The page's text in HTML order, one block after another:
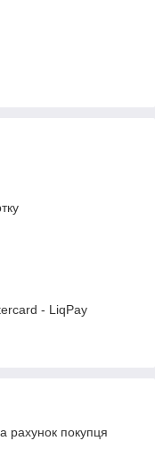
- LiqPay
рахунок покупця